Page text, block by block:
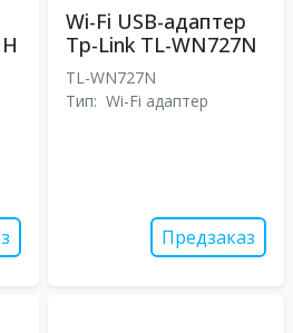
Wi-Fi USB-адаптер
Tp-Link TL-WN727N
TL-WN727N
Тип: Wi-Fi адаптер
Предзаказ